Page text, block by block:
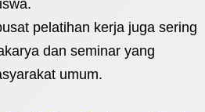
pelatihan kerja juga sering
dan seminar yang
umum.